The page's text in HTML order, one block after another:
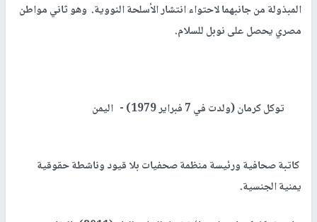
المبذولة من جانبهما لاحتواء انتشار الأسلحة النووية. وهو ثاني مواطن
مصري يحصل على نوبل للسلام.
توكل كرمان (ولدت في 7 فبراير 1979) - اليمن
كاتبة صحافية ورئيسة منظمة صحفيات بلا قيود وناشطة حقوقية
يمنية الجنسية.